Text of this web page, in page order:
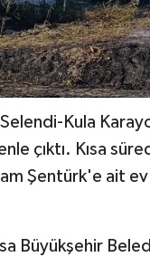
Kula
çıktı. Kısa
Şentürk'e ait
Büyükşehir